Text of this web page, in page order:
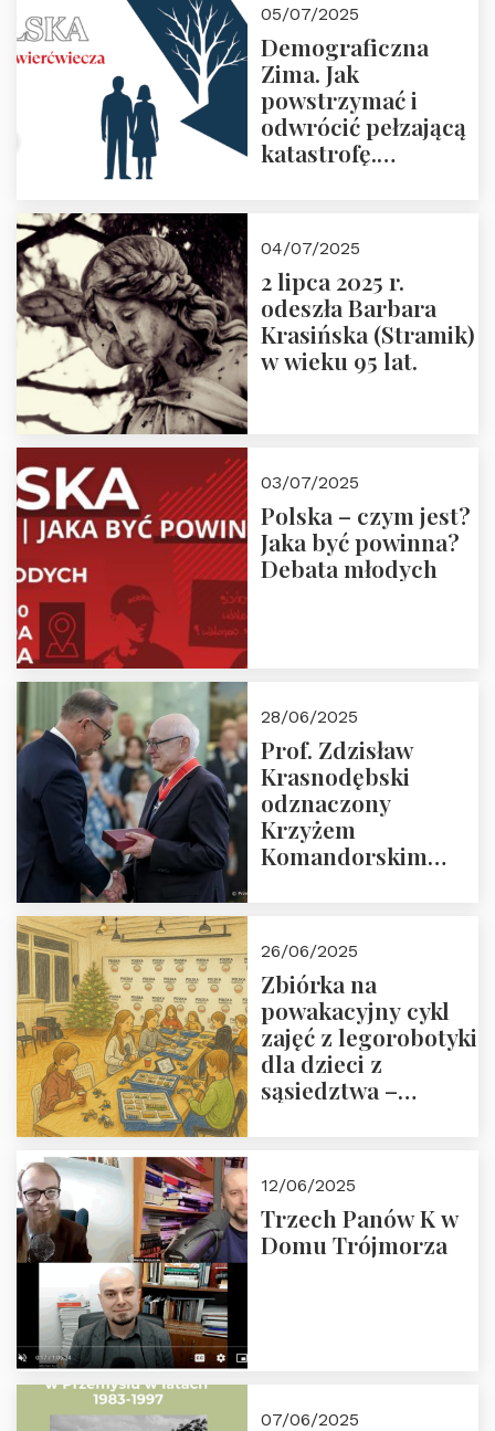
05/07/2025
Demograficzna
Zima. Jak
powstrzymać i
odwrócić pełzającą
katastrofę.
Nowego
Ćwierćwiecza”
04/07/2025
2 lipca 2025 r.
odeszła Barbara
Krasińska (Stramik)
w wieku 95 lat.
03/07/2025
Polska – czym jest?
Jaka być powinna?
Debata młodych
28/06/2025
Prof. Zdzisław
Krasnodębski
odznaczony
Krzyżem
Komandorskim
26/06/2025
Zbiórka na
powakacyjny cykl
zajęć z legorobotyki
dla dzieci z
sąsiedztwa –
Fundacji
12/06/2025
Trzech Panów K w
Domu Trójmorza
07/06/2025